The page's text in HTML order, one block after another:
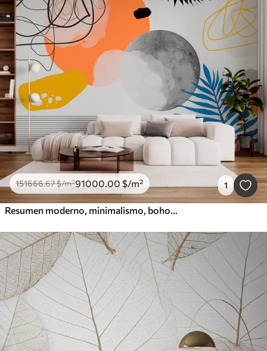
151666.67$/m²91000.00 $/m² 1
Resumen moderno, minimalismo, boho, geometría, manchas de acuarela, luna llena, silueta de hoja de palma, topografía, complejidad, naranja, amarillo, gris